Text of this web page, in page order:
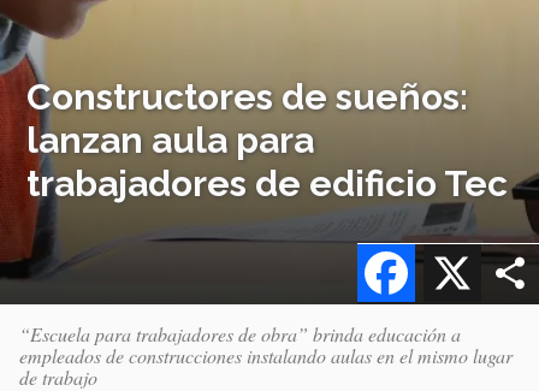
Constructores de sueños:
lanzan aula para
trabajadores de edificio Tec
X
Facebook
“Escuela para trabajadores de obra” brinda educación a
empleados de construcciones instalando aulas en el mismo lugar
de trabajo